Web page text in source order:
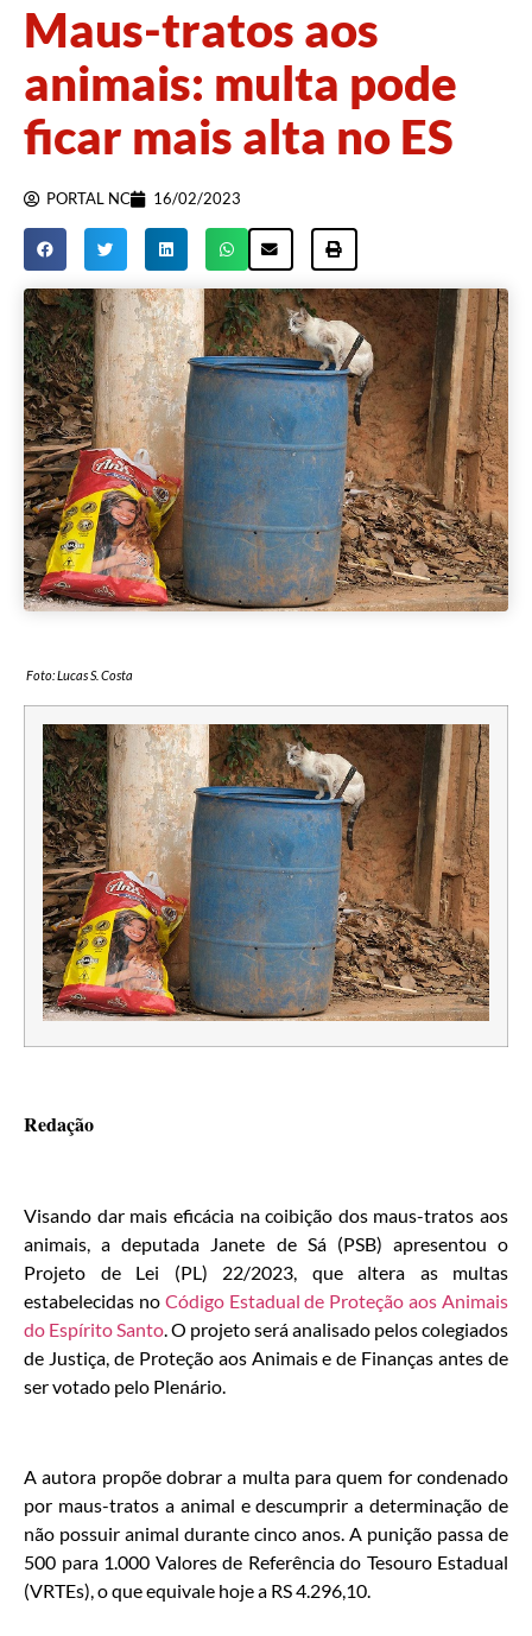
Maus-tratos aos
animais: multa pode
ficar mais alta no ES
PORTAL NC 16/02/2023
Foto: Lucas S. Costa
Redação
Visando dar mais eficácia na coibição dos maus-tratos aos
animais, a deputada Janete de Sá (PSB) apresentou o
Projeto de Lei (PL) 22/2023, que altera as multas
estabelecidas no Código Estadual de Proteção aos Animais
do Espírito Santo . O projeto será analisado pelos colegiados
de Justiça, de Proteção aos Animais e de Finanças antes de
ser votado pelo Plenário.
A autora propõe dobrar a multa para quem for condenado
por maus-tratos a animal e descumprir a determinação de
não possuir animal durante cinco anos. A punição passa de
500 para 1.000 Valores de Referência do Tesouro Estadual
(VRTEs), o que equivale hoje a RS 4.296,10.